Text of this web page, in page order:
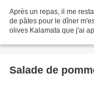
Après un repas, il me
de pâtes pour le dîner
olives Kalamata que j'ai
Salade de